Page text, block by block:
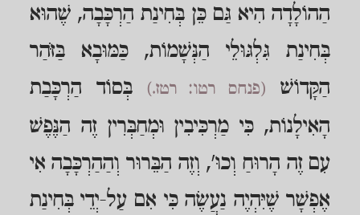
הַהוֹלָדָה הִיא גַּם כֵּן בְּחִינַת הַרְכָּבָה, שֶׁהוּא
בְּחִינַת גִּלְגּוּלֵי הַנְּשָׁמוֹת, כַּמּוּבָא בַּזֹּהַר
הַקָּדוֹשׁ
(פנחס רטו: רטז.)
בְּסוֹד הַרְכָּבַת
הָאִילָנוֹת, כִּי מַרְכִּיבִין וּמְחַבְּרִין זֶה הַנֶּפֶשׁ
עִם זֶה הָרוּחַ וְכוּ', וְזֶה הַבֵּרוּר וְהַהַרְכָּבָה אִי
אֶפְשָׁר שֶׁיִּהְיֶה נַעֲשֶׂה כִּי אִם עַל-יְדֵי בְּחִינַת